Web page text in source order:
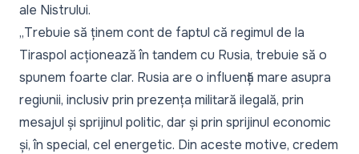
ale Nistrului.
„Trebuie să ținem cont de faptul că regimul de la
Tiraspol acționează în tandem cu Rusia, trebuie să o
spunem foarte clar. Rusia are o influență mare asupra
regiunii, inclusiv prin prezența militară ilegală, prin
mesajul și sprijinul politic, dar și prin sprijinul economic
și, în special, cel energetic. Din aceste motive, credem